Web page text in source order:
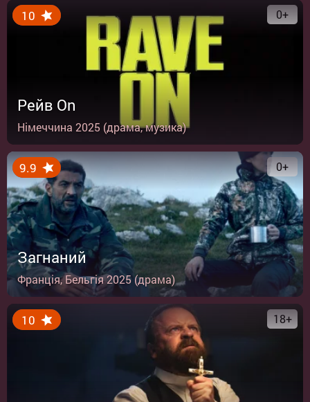
10
Рейв On
Німеччина 2025 (драма, музика)
0+
9.9
Загнаний
Франція, Бельгія 2025 (драма)
0+
10 18+